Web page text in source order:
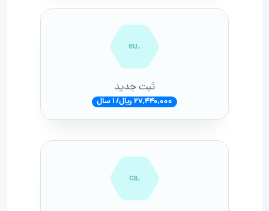
.eu
ثبت جدید
27,440,000 ریال/ 1 سال
.ca